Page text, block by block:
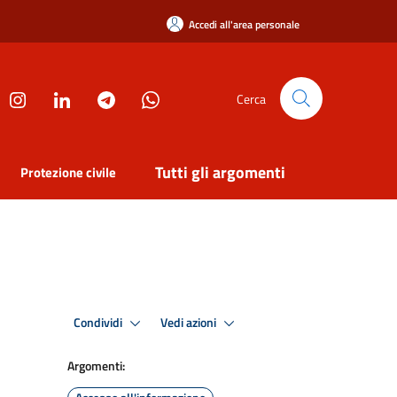
Accedi all'area personale
Cerca
Protezione civile Tutti gli argomenti
Condividi Vedi azioni
Argomenti: